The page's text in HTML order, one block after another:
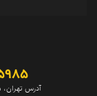
آدرس تهران،